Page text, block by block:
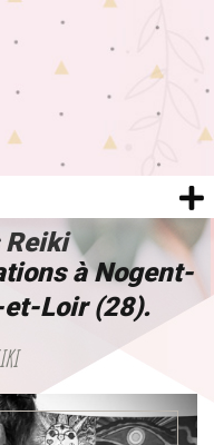
Reiki
à Nogent-
Loir (28).